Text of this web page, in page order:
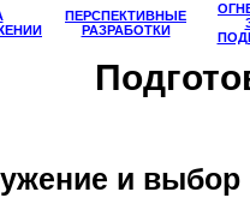
ПЕРСПЕКТИВНЫЕ
РАЗРАБОТКИ
и выбор